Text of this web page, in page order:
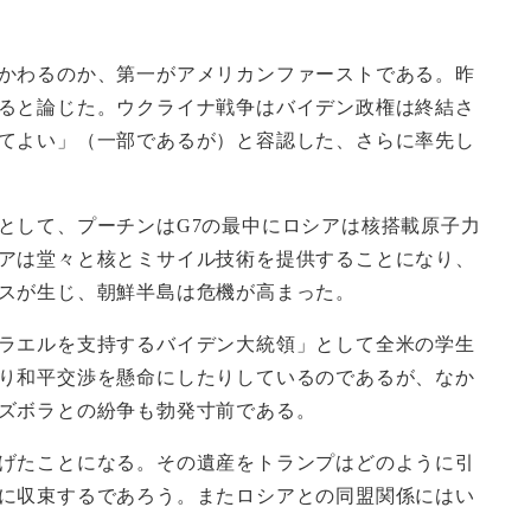
わるのか、第一がアメリカンファーストである。昨
と論じた。ウクライナ戦争はバイデン政権は終結さ
よい」（一部であるが）と容認した、さらに率先し
して、プーチンはG7の最中にロシアは核搭載原子力
堂々と核とミサイル技術を提供することになり、
生じ、朝鮮半島は危機が高まった。
エルを支持するバイデン大統領」として全米の学生
和平交渉を懸命にしたりしているのであるが、なか
ラとの紛争も勃発寸前である。
ことになる。その遺産をトランプはどのように引
収束するであろう。またロシアとの同盟関係にはい